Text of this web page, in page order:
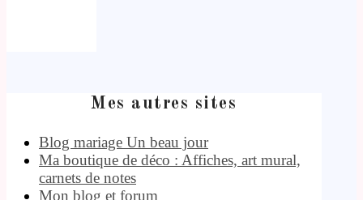
Mes autres sites
Blog mariage Un beau jour
Ma boutique de déco : Affiches, art mural,
carnets de notes
Mon blog et forum